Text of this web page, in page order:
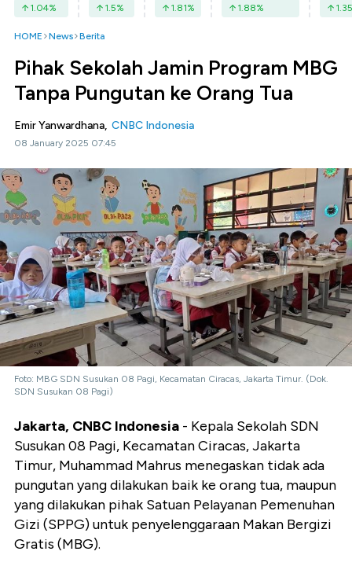
1.04% 1.5% 1.81% 1.88% 1.35
HOME News Berita
Pihak Sekolah Jamin Program MBG
Tanpa Pungutan ke Orang Tua
Emir Yanwardhana, CNBC Indonesia
08 January 2025 07:45
Foto: MBG SDN Susukan 08 Pagi, Kecamatan Ciracas, Jakarta Timur. (Dok.
SDN Susukan 08 Pagi)
Jakarta, CNBC Indonesia - Kepala Sekolah SDN
Susukan 08 Pagi, Kecamatan Ciracas, Jakarta
Timur, Muhammad Mahrus menegaskan tidak ada
pungutan yang dilakukan baik ke orang tua, maupun
yang dilakukan pihak Satuan Pelayanan Pemenuhan
Gizi (SPPG) untuk penyelenggaraan Makan Bergizi
Gratis (MBG).